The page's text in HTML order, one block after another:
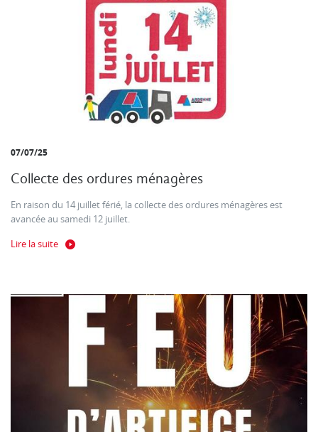
07/07/25
Collecte des ordures ménagères
En raison du 14 juillet férié, la collecte des ordures ménagères est
avancée au samedi 12 juillet.
Lire la suite